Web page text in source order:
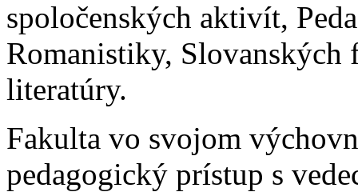
spoločenských aktivít,
Romanistiky,
literatúry.
Fakulta vo svojom
pedagogický prístup s